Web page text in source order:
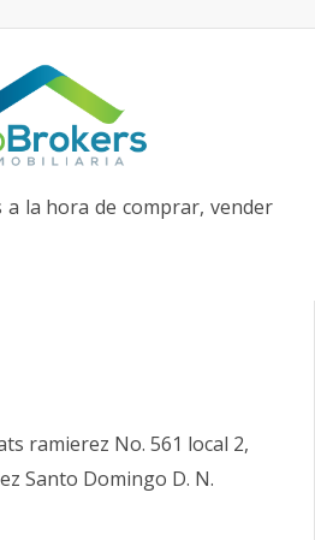
a la hora de comprar, vender
ramierez No. 561 local 2,
Santo Domingo D. N.